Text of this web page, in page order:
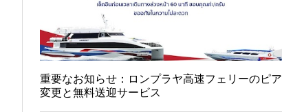
重要なお知らせ：ロンプラヤ高速フェリーのピア
変更と無料送迎サービス